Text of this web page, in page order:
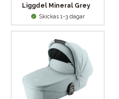
Liggdel Mineral Grey
Skickas 1-3 dagar